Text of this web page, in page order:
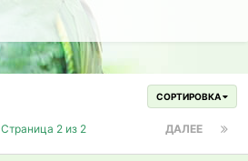
СОРТИРОВКА
ДАЛЕЕ
Страница 2 из 2